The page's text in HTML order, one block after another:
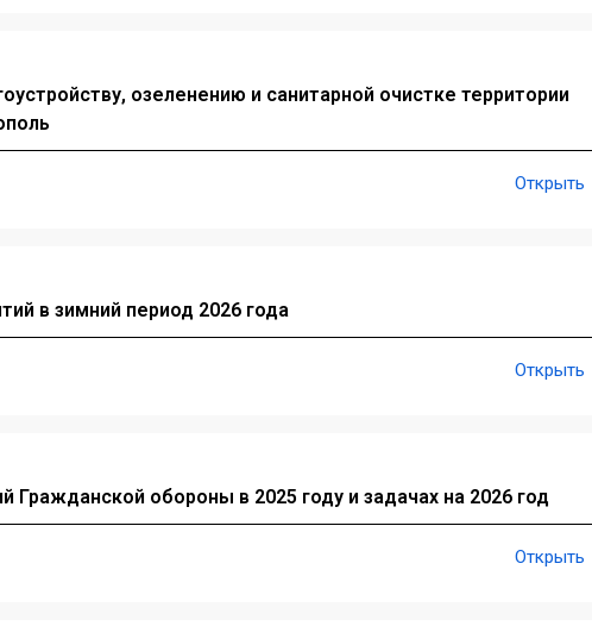
озеленению и санитарной очистке территории
Открыть
в зимний период 2026 года
Открыть
Гражданской обороны в 2025 году и задачах на 2026 год
Открыть